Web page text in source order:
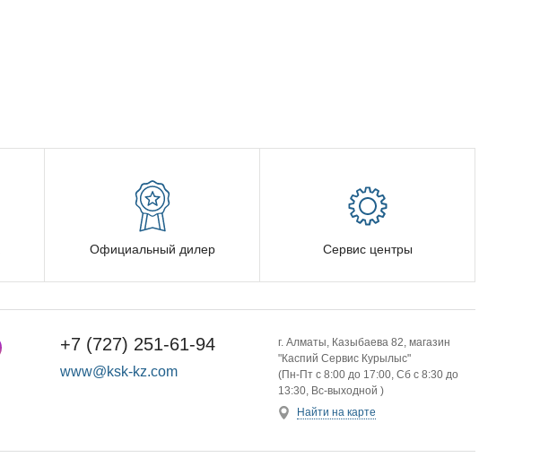
Официальный дилер Сервис центры
г. Алматы, Казыбаева 82, магазин
"Каспий Сервис Курылыс"
(Пн-Пт с 8:00 до 17:00, Сб с 8:30 до
13:30, Вс-выходной )
Найти на карте
+7 (727) 251-61-94
www@ksk-kz.com